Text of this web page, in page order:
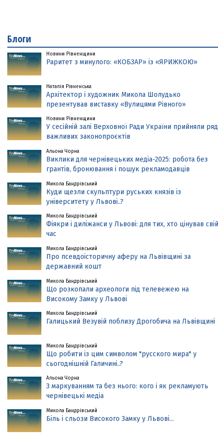
Блоги
Новини Рівненщини
Раритет з минулого: «КОБЗАР» із «ЯРИЖКОЮ»
Наталія Рівненська
Архітектор і художник Микола Шолудько
презентував виставку «Вулицями Рівного»
Новини Рівненщини
У сесійній залі Верховної Ради України прийняли ряд
важливих законопроєктів
Альона Чорна
Виклики для чернівецьких медіа-2025: робота без
грантів, бронювання і пошук рекламодавців
Микола Бандрівський
Куди щезли скульптури руських князів із
університету у Львові..?
Микола Бандрівський
Фіякри і диліжанси у Львові: для тих, хто цінував свій
час
Микола Бандрівський
Про псевдоісторичну аферу на Львівщині за
державний кошт
Микола Бандрівський
Що розкопали археологи під телевежею на
Високому Замку у Львові
Микола Бандрівський
Галицький Везувій поблизу Дрогобича на Львівщині
Микола Бандрівський
Що робити із цим символом "русского мира" у
сьогоднішній Галичині..?
Альона Чорна
З маркуванням та без нього: кого і як рекламують
чернівецькі медіа
Микола Бандрівський
Біль і сльози Високого Замку у Львові...